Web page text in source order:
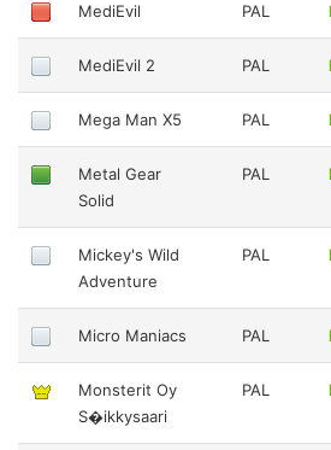
MediEvil PAL
MediEvil 2 PAL
Mega Man X5 PAL
Metal Gear
Solid
PAL
Mickey's Wild
Adventure
PAL
Micro Maniacs PAL
Monsterit Oy
S�ikkysaari
PAL